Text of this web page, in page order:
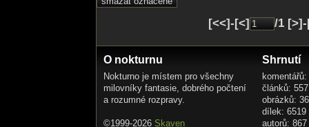
[<<]-[<] /1
O nokturnu
Nokturno je místem pro všechny
milovníky fantasie, dobrého počtení
a rozumné rozpravy.
©1999-2026 Skaven
Shrnutí
článků: 557
obrázků:
dílek: 6519
autorů: 867